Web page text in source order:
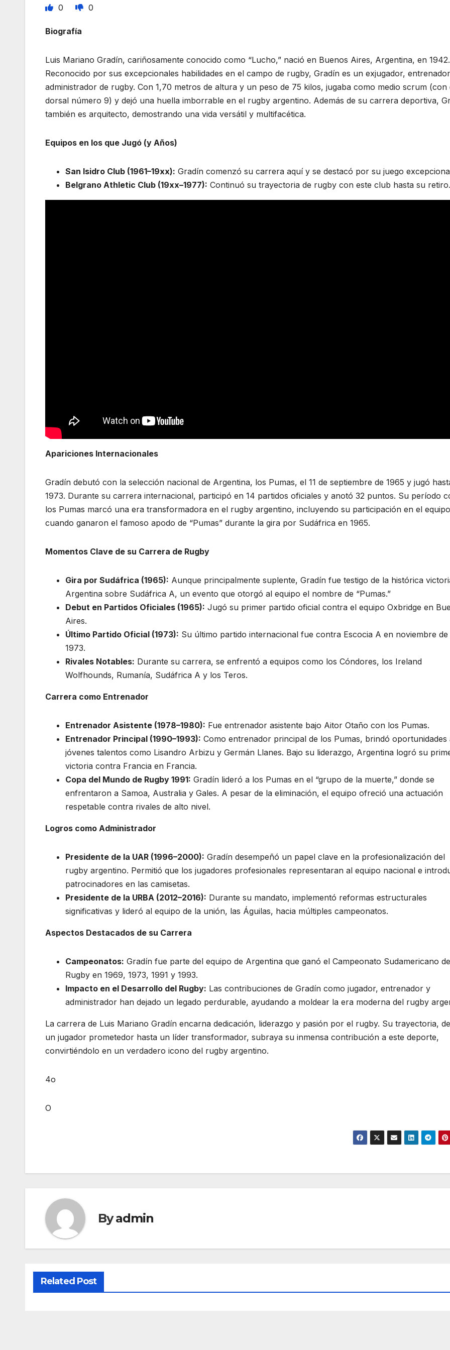
0 0
Biografía
Luis Mariano Gradín, cariñosamente conocido como “Lucho,” nació en Buenos Aires, Argentina, en 1942.
Reconocido por sus excepcionales habilidades en el campo de rugby, Gradín es un exjugador,
administrador de rugby. Con 1,70 metros de altura y un peso de 75 kilos, jugaba como medio scrum (con
dorsal número 9) y dejó una huella imborrable en el rugby argentino. Además de su carrera deportiva,
también es arquitecto, demostrando una vida versátil y multifacética.
Equipos en los que Jugó (y Años)
San Isidro Club (1961–19xx): Gradín comenzó su carrera aquí y se destacó por su juego
Belgrano Athletic Club (19xx–1977): Continuó su trayectoria de rugby con este club hasta su retiro.
Apariciones Internacionales
Gradín debutó con la selección nacional de Argentina, los Pumas, el 11 de septiembre de 1965 y jugó
1973. Durante su carrera internacional, participó en 14 partidos oficiales y anotó 32 puntos. Su período
los Pumas marcó una era transformadora en el rugby argentino, incluyendo su participación en el equipo
cuando ganaron el famoso apodo de “Pumas” durante la gira por Sudáfrica en 1965.
Momentos Clave de su Carrera de Rugby
Gira por Sudáfrica (1965): Aunque principalmente suplente, Gradín fue testigo de la histórica
Argentina sobre Sudáfrica A, un evento que otorgó al equipo el nombre de “Pumas.”
Debut en Partidos Oficiales (1965): Jugó su primer partido oficial contra el equipo Oxbridge en
Aires.
Último Partido Oficial (1973): Su último partido internacional fue contra Escocia A en noviembre de
1973.
Rivales Notables: Durante su carrera, se enfrentó a equipos como los Cóndores, los Ireland
Wolfhounds, Rumanía, Sudáfrica A y los Teros.
Carrera como Entrenador
Entrenador Asistente (1978–1980): Fue entrenador asistente bajo Aitor Otaño con los Pumas.
Entrenador Principal (1990–1993): Como entrenador principal de los Pumas, brindó oportunidades
jóvenes talentos como Lisandro Arbizu y Germán Llanes. Bajo su liderazgo, Argentina logró su
victoria contra Francia en Francia.
Copa del Mundo de Rugby 1991: Gradín lideró a los Pumas en el “grupo de la muerte,” donde se
enfrentaron a Samoa, Australia y Gales. A pesar de la eliminación, el equipo ofreció una actuación
respetable contra rivales de alto nivel.
Logros como Administrador
Presidente de la UAR (1996–2000): Gradín desempeñó un papel clave en la profesionalización del
rugby argentino. Permitió que los jugadores profesionales representaran al equipo nacional e
patrocinadores en las camisetas.
Presidente de la URBA (2012–2016): Durante su mandato, implementó reformas estructurales
significativas y lideró al equipo de la unión, las Águilas, hacia múltiples campeonatos.
Aspectos Destacados de su Carrera
Campeonatos: Gradín fue parte del equipo de Argentina que ganó el Campeonato Sudamericano de
Rugby en 1969, 1973, 1991 y 1993.
Impacto en el Desarrollo del Rugby: Las contribuciones de Gradín como jugador, entrenador y
administrador han dejado un legado perdurable, ayudando a moldear la era moderna del rugby
La carrera de Luis Mariano Gradín encarna dedicación, liderazgo y pasión por el rugby. Su trayectoria,
un jugador prometedor hasta un líder transformador, subraya su inmensa contribución a este deporte,
convirtiéndolo en un verdadero icono del rugby argentino.
4o
O
Byadmin
Related Post